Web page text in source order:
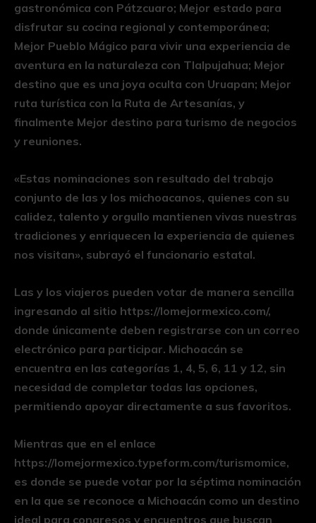
gastronómica con Pátzcuaro; Mejor estado para
disfrutar su cocina regional y contemporánea;
Mejor Pueblo Mágico para vivir una experiencia de
aventura en la naturaleza con Tlalpujahua; Mejor
destino que es una joya oculta con Uruapan; Mejor
ruta turística con la Ruta de Artesanías, y
finalmente Mejor destino para turismo de negocios
y reuniones.
«Estas nominaciones son resultado del trabajo
conjunto de las y los michoacanos, quienes con su
calidez, talento y orgullo mantienen vivas nuestras
tradiciones y enriquecen la experiencia de quienes
nos visitan», subrayó el funcionario estatal.
Las y los viajeros pueden votar de manera sencilla
ingresando al sitio https://lomejormexico.com/,
donde únicamente deben registrarse con un correo
electrónico para participar. Michoacán se
encuentra en las categorías 1, 4, 5, 6, 11 y 12, sin
necesidad de completar todas las opciones,
permitiendo apoyar directamente a sus favoritos.
Mientras que en el enlace
https://lomejormexico.typeform.com/turismomice,
es donde se puede votar por la séptima nominación
en la que se reconoce a Michoacán como un destino
ideal para congresos y encuentros que buscan